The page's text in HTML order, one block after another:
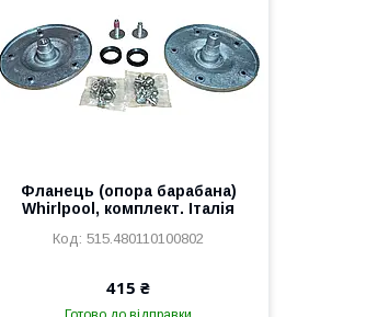
Фланець (опора барабана)
Whirlpool, комплект. Італія
515.480110100802
415 ₴